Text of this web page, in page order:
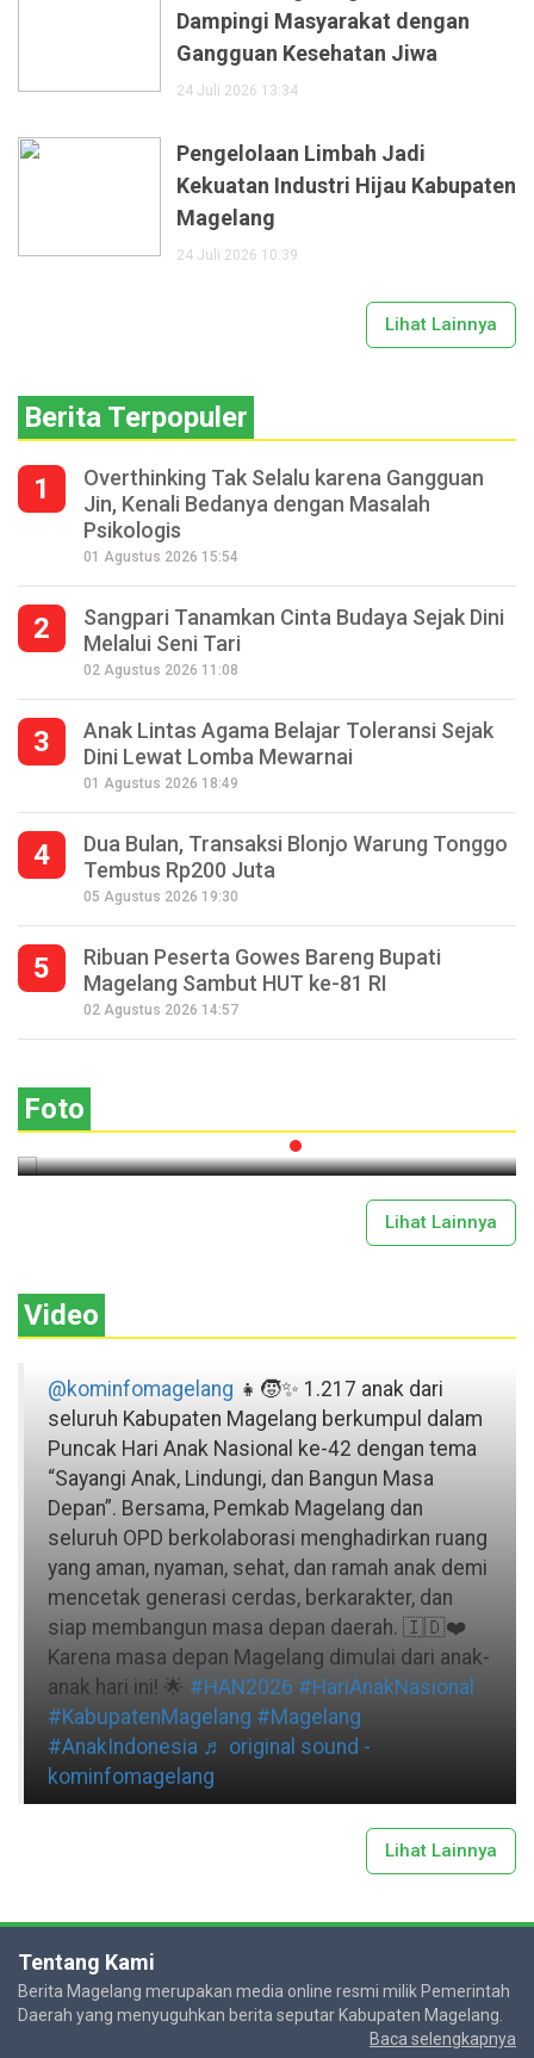
Dampingi Masyarakat dengan
Gangguan Kesehatan Jiwa
24 Juli 2026 13:34
Pengelolaan Limbah Jadi
Kekuatan Industri Hijau Kabupaten
Magelang
24 Juli 2026 10:39
Lihat Lainnya
Berita Terpopuler
1
Overthinking Tak Selalu karena Gangguan
Jin, Kenali Bedanya dengan Masalah
Psikologis
01 Agustus 2026 15:54
2
Sangpari Tanamkan Cinta Budaya Sejak Dini
Melalui Seni Tari
02 Agustus 2026 11:08
3
Anak Lintas Agama Belajar Toleransi Sejak
Dini Lewat Lomba Mewarnai
01 Agustus 2026 18:49
4
Dua Bulan, Transaksi Blonjo Warung Tonggo
Tembus Rp200 Juta
05 Agustus 2026 19:30
5
Ribuan Peserta Gowes Bareng Bupati
Magelang Sambut HUT ke-81 RI
02 Agustus 2026 14:57
Foto
Seperempat Abad Perhelatan Festival
Lima Gunung XXV Kobarkan Semangat
Lihat Lainnya
Video
@kominfomagelang 👧🧒✨ 1.217 anak dari
seluruh Kabupaten Magelang berkumpul dalam
Puncak Hari Anak Nasional ke-42 dengan tema
“Sayangi Anak, Lindungi, dan Bangun Masa
Depan”. Bersama, Pemkab Magelang dan
seluruh OPD berkolaborasi menghadirkan ruang
yang aman, nyaman, sehat, dan ramah anak demi
mencetak generasi cerdas, berkarakter, dan
siap membangun masa depan daerah. 🇮🇩❤️
Karena masa depan Magelang dimulai dari anak-
anak hari ini! 🌟 #HAN2026 #HariAnakNasional
#KabupatenMagelang #Magelang
#AnakIndonesia ♬ original sound -
kominfomagelang
Lihat Lainnya
Tentang Kami
Berita Magelang merupakan media online resmi milik Pemerintah
Daerah yang menyuguhkan berita seputar Kabupaten Magelang.
Baca selengkapnya